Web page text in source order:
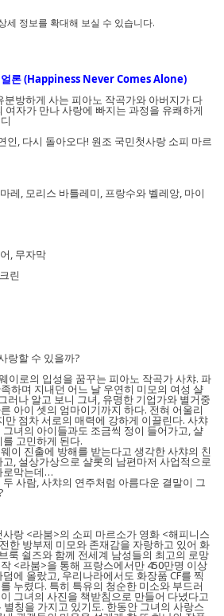
세 정보를 확대해 보실 수 있습니다.
얼론 (Happiness Never Comes Alone)
방하게 사는 피아노 작곡가와 아버지가 다
여자가 만나 사랑에 빠지는 과정을 유쾌하게
인, 다시 돌아오다! 원조 국민첫사랑 소피 마르
레, 모리스 바틀레미, 프랑수와 벨레앙, 마이
, 무자막
린
랑할 수 있을까?
이로의 입성을 꿈꾸는 피아노 작곡가 사챠. 파
하며 지내던 어느 날 우연히 미모의 여성 샬
러나 알고 보니 그녀, 유명한 기업가와 별거중
아이 셋의 엄마이기까지 하다. 전혀 어울리
만 점차 서로의 매력에 강하게 이끌린다. 사챠
녀의 아이들과도 조금씩 정이 들어가고, 샬
고민하게 된다.
이 진출에 방해를 받는다고 생각한 사챠의 친
, 설상가상으로 샬롯의 남편마저 사업적으로
로막는데…
사람, 사챠의 연주처럼 아름다운 결말이 그
랑 <라붐>의 소피 마르소가 영화 <해피니스
한 방부제 미모와 존재감을 자랑하고 있어 화
룩 쉴즈와 함께 전세계 남성들의 최고의 로망
<라붐>을 통해 프랑스에서만 450만명 이상
에 올랐고, 우리나라에서도 화장품 CF를 찍
누렸다. 특히 특유의 청순한 미소와 부드러
그녀의 사진을 책받침으로 만들어 다녔다고
별칭을 가지고 있기도. 한동안 그녀의 사랑스